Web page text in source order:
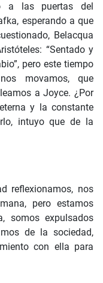
a las puertas del
esperando a que
Belacqua
“Sentado y
pero este tiempo
movamos, que
a Joyce. ¿Por
y la constante
intuyo que de la
reflexionamos, nos
pero estamos
somos expulsados
de la sociedad,
con ella para